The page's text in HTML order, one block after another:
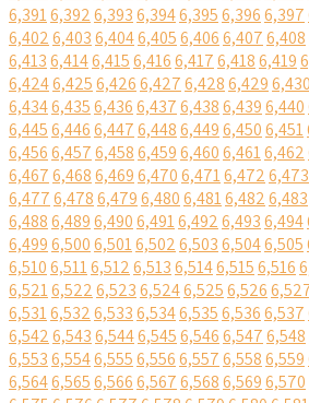
6,3916,3926,3936,3946,3956,3966,397
6,4026,4036,4046,4056,4066,4076,408
6,4136,4146,4156,4166,4176,4186,419
6,4246,4256,4266,4276,4286,4296,430
6,4346,4356,4366,4376,4386,4396,440
6,4456,4466,4476,4486,4496,4506,451
6,4566,4576,4586,4596,4606,4616,462
6,4676,4686,4696,4706,4716,4726,473
6,4776,4786,4796,4806,4816,4826,483
6,4886,4896,4906,4916,4926,4936,494
6,4996,5006,5016,5026,5036,5046,505
6,5106,5116,5126,5136,5146,5156,516
6,5216,5226,5236,5246,5256,526
6,5316,5326,5336,5346,5356,5366,537
6,5426,5436,5446,5456,5466,5476,548
6,5536,5546,5556,5566,5576,5586,559
6,5646,5656,5666,5676,5686,5696,570